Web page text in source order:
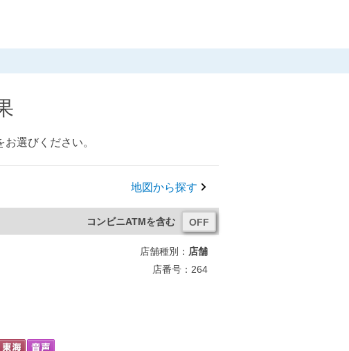
選びください。
地図から探す
コンビニATMを含む
店舗種別： 店舗
店番号：264